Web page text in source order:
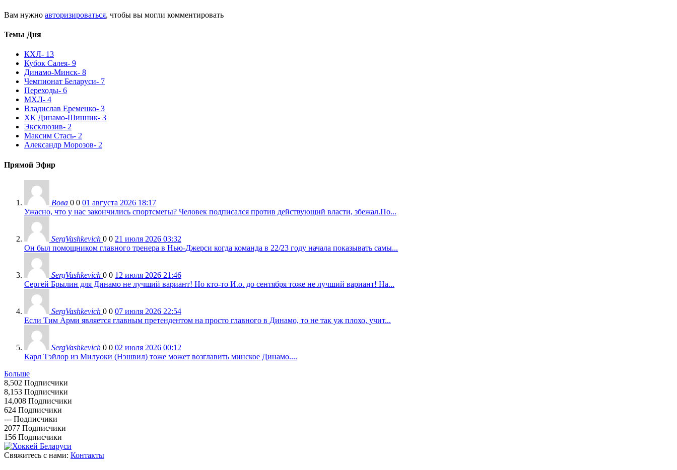
Вам нужно авторизироваться, чтобы вы могли комментировать
Темы Дня
КХЛ- 13
Кубок Салея- 9
Динамо-Минск- 8
Чемпионат Беларуси- 7
Переходы- 6
МХЛ- 4
Владислав Еременко- 3
ХК Динамо-Шинник- 3
Эксклюзив- 2
Максим Стась- 2
Александр Морозов- 2
Прямой Эфир
Вова 0 0 01 августа 2026 18:17
Ужасно, что у нас закончились спортсмегы? Человек подписался против действующнй власти, збежал.По...
SergVashkevich 0 0 21 июля 2026 03:32
Он был помощником главного тренера в Нью-Джерси когда команда в 22/23 году начала показывать самы...
SergVashkevich 0 0 12 июля 2026 21:46
Сергей Брылин для Динамо не лучший вариант! Но кто-то И.о. до сентября тоже не лучший вариант! На...
SergVashkevich 0 0 07 июля 2026 22:54
Если Тим Арми является главным претендентом на просто главного в Динамо, то не так уж плохо, учит...
SergVashkevich 0 0 02 июля 2026 00:12
Карл Тэйлор из Милуоки (Нэшвил) тоже может возглавить минское Динамо....
Больше
8,502 Подписчики
8,153 Подписчики
14,008 Подписчики
624 Подписчики
--- Подписчики
2077 Подписчики
156 Подписчики
Свяжитесь с нами: Контакты